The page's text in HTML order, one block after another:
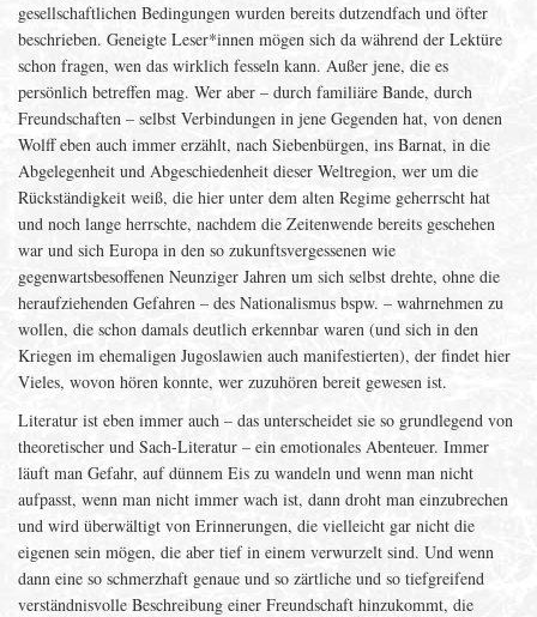
gesellschaftlichen Bedingungen wurden bereits dutzendfach und öfter
beschrieben. Geneigte Leser*innen mögen sich da während der Lektüre
schon fragen, wen das wirklich fesseln kann. Außer jene, die es
persönlich betreffen mag. Wer aber – durch familiäre Bande, durch
Freundschaften – selbst Verbindungen in jene Gegenden hat, von denen
Wolff eben auch immer erzählt, nach Siebenbürgen, ins Barnat, in die
Abgelegenheit und Abgeschiedenheit dieser Weltregion, wer um die
Rückständigkeit weiß, die hier unter dem alten Regime geherrscht hat
und noch lange herrschte, nachdem die Zeitenwende bereits geschehen
war und sich Europa in den so zukunftsvergessenen wie
gegenwartsbesoffenen Neunziger Jahren um sich selbst drehte, ohne die
heraufziehenden Gefahren – des Nationalismus bspw. – wahrnehmen zu
wollen, die schon damals deutlich erkennbar waren (und sich in den
Kriegen im ehemaligen Jugoslawien auch manifestierten), der findet hier
Vieles, wovon hören konnte, wer zuzuhören bereit gewesen ist.
Literatur ist eben immer auch – das unterscheidet sie so grundlegend von
theoretischer und Sach-Literatur – ein emotionales Abenteuer. Immer
läuft man Gefahr, auf dünnem Eis zu wandeln und wenn man nicht
aufpasst, wenn man nicht immer wach ist, dann droht man einzubrechen
und wird überwältigt von Erinnerungen, die vielleicht gar nicht die
eigenen sein mögen, die aber tief in einem verwurzelt sind. Und wenn
dann eine so schmerzhaft genaue und so zärtliche und so tiefgreifend
verständnisvolle Beschreibung einer Freundschaft hinzukommt, die